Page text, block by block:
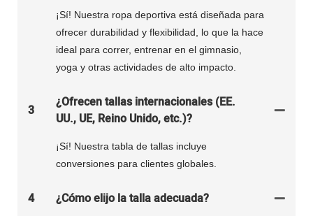
¡Sí! Nuestra ropa deportiva está diseñada para
ofrecer durabilidad y flexibilidad, lo que la hace
ideal para correr, entrenar en el gimnasio,
yoga y otras actividades de alto impacto.
3
¿Ofrecen tallas internacionales (EE.
UU., UE, Reino Unido, etc.)?
¡Sí! Nuestra tabla de tallas incluye
conversiones para clientes globales.
4 ¿Cómo elijo la talla adecuada?